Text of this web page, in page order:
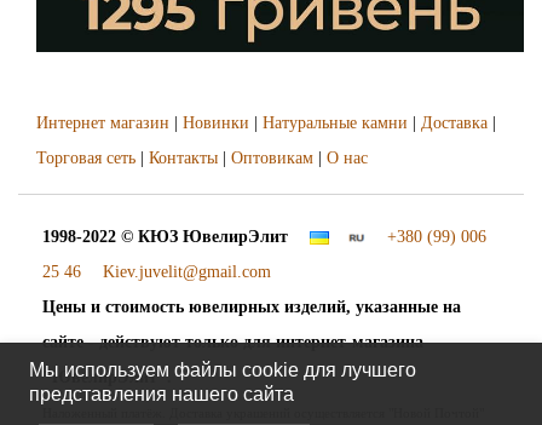
Интернет магазин Новинки Натуральные камни Доставка
Торговая сеть
Контакты Оптовикам О нас
1998-2022 © КЮЗ ЮвелирЭлит
+380 (99) 006
25 46
Kiev.juvelit@gmail.com
Цены и стоимость ювелирных изделий, указанные на
сайте - действуют только для интернет-магазина
"ЮвелирЭлит".
Мы используем файлы cookie для лучшего
представления нашего сайта